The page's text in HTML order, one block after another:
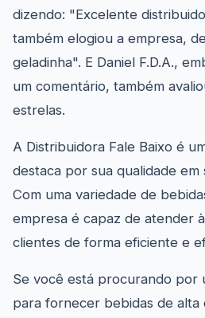
dizendo: "Excelente
também elogiou a empresa,
geladinha". E Daniel F.D.A.,
um comentário, também
estrelas.
A Distribuidora Fale Baixo é
destaca por sua qualidade
Com uma variedade de
empresa é capaz de atender
clientes de forma eficiente e
Se você está procurando por
para fornecer bebidas de alta